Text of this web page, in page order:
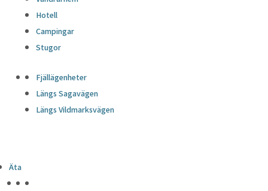
Hotell
Campingar
Stugor
Fjällägenheter
Längs Sagavägen
Längs Vildmarksvägen
Äta